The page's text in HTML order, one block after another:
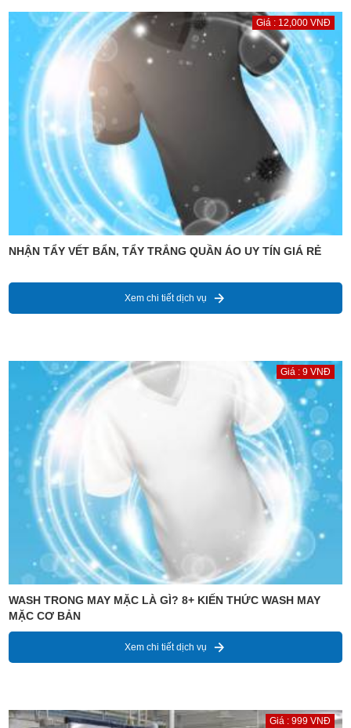
Giá : 12,000 VNĐ
NHẬN TẨY VẾT BẨN, TẨY TRẮNG QUẦN ÁO UY TÍN GIÁ RẺ
Xem chi tiết dịch vụ
Giá : 9 VNĐ
WASH TRONG MAY MẶC LÀ GÌ? 8+ KIẾN THỨC WASH MAY
MẶC CƠ BẢN
Xem chi tiết dịch vụ
Giá : 999 VNĐ